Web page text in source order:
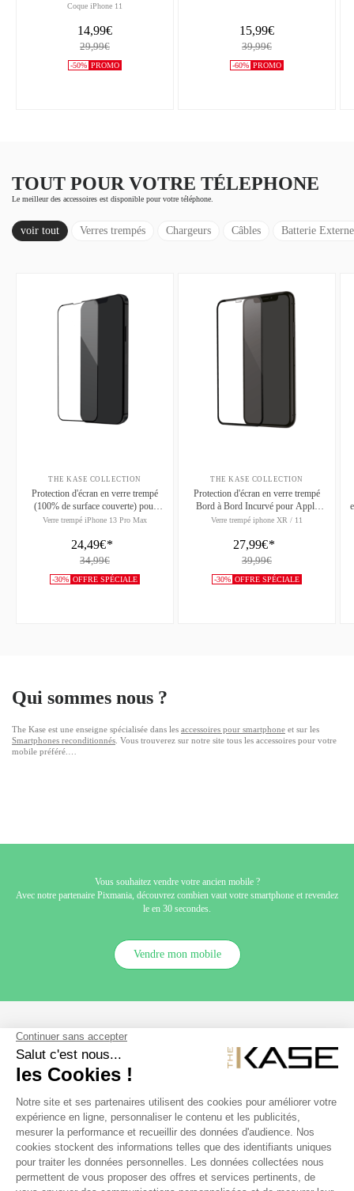
Coque iPhone 11
14,99€
29,99€
-50% PROMO
15,99€
39,99€
-60% PROMO
TOUT POUR VOTRE TÉLEPHONE
Le meilleur des accessoires est disponible pour votre téléphone.
voir tout Verres trempés Chargeurs Câbles Batterie Externe
THE KASE COLLECTION
Protection d'écran en verre trempé
(100% de surface couverte) pour
Apple iPhone 13 Pro Max, Noir
Verre trempé iPhone 13 Pro Max
24,49€*
34,99€
-30% OFFRE SPÉCIALE
THE KASE COLLECTION
Protection d'écran en verre trempé
Bord à Bord Incurvé pour Apple
iPhone XR/11, Black
Verre trempé iphone XR / 11
27,99€*
39,99€
-30% OFFRE SPÉCIALE
Qui sommes nous ?
The Kase est une enseigne spécialisée dans les accessoires pour smartphone et sur les
Smartphones reconditionnés . Vous trouverez sur notre site tous les accessoires pour votre
mobile préféré.
Vous souhaitez vendre votre ancien mobile ?
Avec notre partenaire Pixmania, découvrez combien vaut votre smartphone et revendez
le en 30 secondes.
Vendre mon mobile
NOS PRODUITS
THE KASE